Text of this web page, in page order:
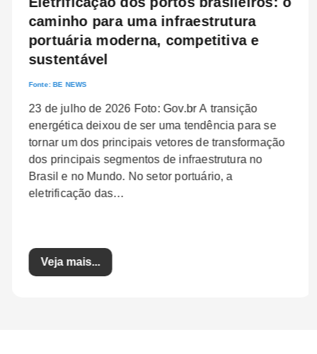
caminho para uma infraestrutura
portuária moderna, competitiva e
sustentável
Fonte:BE NEWS
23 de julho de 2026 Foto: Gov.br A transição
energética deixou de ser uma tendência para se
tornar um dos principais vetores de transformação
dos principais segmentos de infraestrutura no
Brasil e no Mundo. No setor portuário, a
eletrificação das…
Veja mais...